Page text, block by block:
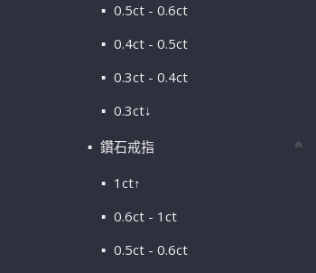
0.5ct - 0.6ct
0.4ct - 0.5ct
0.3ct - 0.4ct
0.3ct↓
鑽石戒指
1ct↑
0.6ct - 1ct
0.5ct - 0.6ct